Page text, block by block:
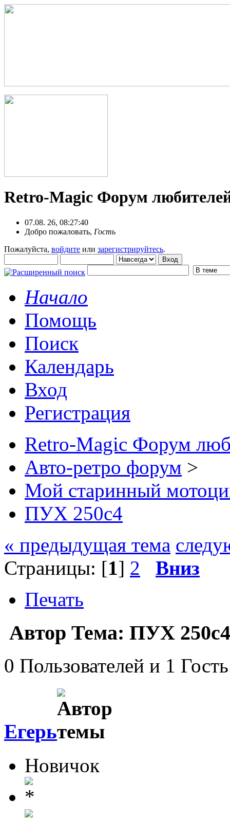
Retro-Magic Форум
07.08. 26, 08:27:40
Добро пожаловать, Гость
Пожалуйста, войдите или зарегистрируйтесь.
Начало
Помощь
Поиск
Календарь
Вход
Регистрация
Retro-Magic Форум
Авто-ретро форум >
Мой старинный
ПУХ 250с4
« предыдущая тема
Страницы: [1] 2
Вниз
Печать
Автор Тема: ПУХ
0 Пользователей и 1
Егерь
Новичок